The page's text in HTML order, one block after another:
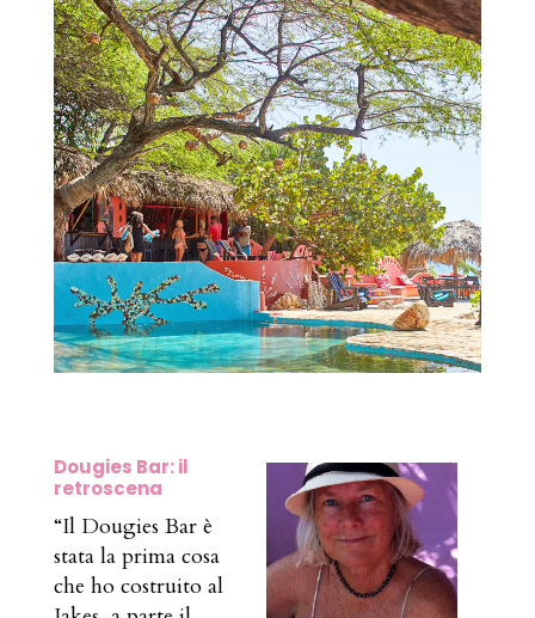
Dougies Bar: il
retroscena
“Il Dougies Bar è
stata la prima cosa
che ho costruito al